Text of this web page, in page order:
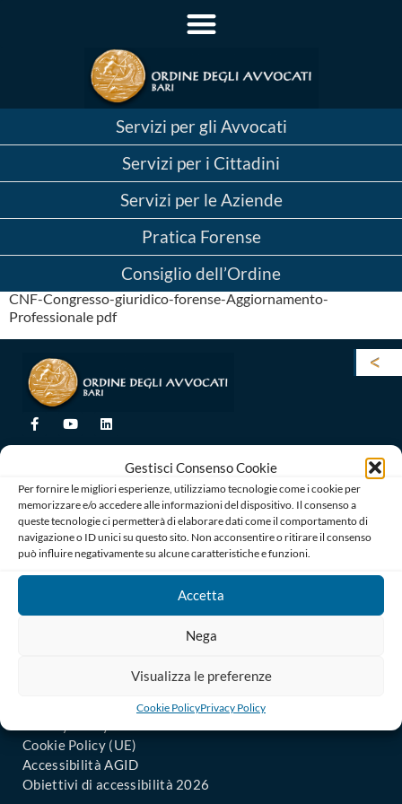
Gestisci Consenso Cookie
Per fornire le migliori esperienze, utilizziamo tecnologie come i cookie per
memorizzare e/o accedere alle informazioni del dispositivo. Il consenso a
queste tecnologie ci permetterà di elaborare dati come il comportamento di
navigazione o ID unici su questo sito. Non acconsentire o ritirare il consenso
può influire negativamente su alcune caratteristiche e funzioni.
Accetta
Nega
Visualizza le preferenze
Cookie PolicyPrivacy Policy
Servizi per gli Avvocati
Servizi per i Cittadini
Servizi per le Aziende
Pratica Forense
Consiglio dell’Ordine
CNF – Congresso Giuridico
Forense per
l’aggiornamento
professionale
In allegato la cumunicazione del CNF
CNF-Congresso-giuridico-forense-Aggiornamento-
Professionale pdf
Palazzo di Giustizia, Piazza De Nicola 70123 BARI
Telefono : 080 574 91 54 / 080 527 73 24
Codice Fiscale: 80019470725
Codice univoco di Fatturazione: UFGAKA
Informazioni agli iscritti
Uffici Giudiziari: Comunicati
Cookie Policy (UE)
Accessibilità AGID
Obiettivi di accessibilità 2026